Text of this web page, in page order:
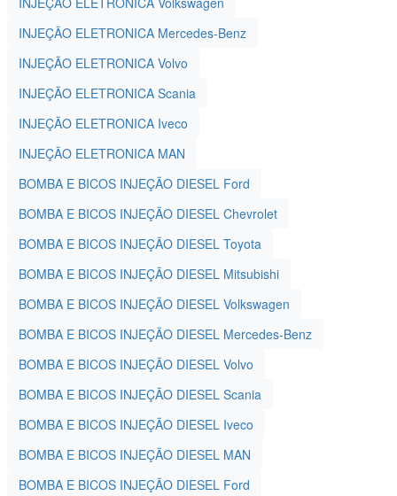
INJEÇÃO ELETRONICA Mercedes-Benz
INJEÇÃO ELETRONICA Volvo
INJEÇÃO ELETRONICA Scania
INJEÇÃO ELETRONICA Iveco
INJEÇÃO ELETRONICA MAN
BOMBA E BICOS INJEÇÃO DIESEL Ford
BOMBA E BICOS INJEÇÃO DIESEL Chevrolet
BOMBA E BICOS INJEÇÃO DIESEL Toyota
BOMBA E BICOS INJEÇÃO DIESEL Mitsubishi
BOMBA E BICOS INJEÇÃO DIESEL Volkswagen
BOMBA E BICOS INJEÇÃO DIESEL Mercedes-Benz
BOMBA E BICOS INJEÇÃO DIESEL Volvo
BOMBA E BICOS INJEÇÃO DIESEL Scania
BOMBA E BICOS INJEÇÃO DIESEL Iveco
BOMBA E BICOS INJEÇÃO DIESEL MAN
BOMBA E BICOS INJEÇÃO DIESEL Ford